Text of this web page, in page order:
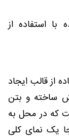
استفاده از
از قالب ایجاد
ساخته و بتن
که در محل به
یک نمای کلی